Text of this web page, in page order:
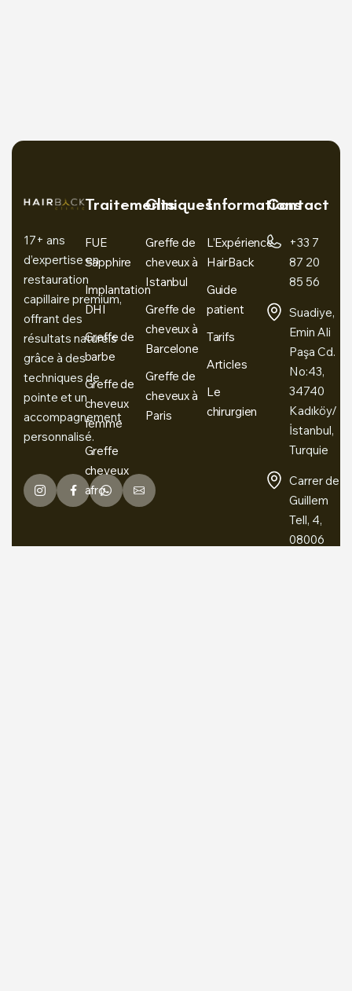
17+ ans
d’expertise en
restauration
capillaire premium,
offrant des
résultats naturels
grâce à des
techniques de
pointe et un
accompagnement
personnalisé.
Traitements
FUE
Sapphire
Implantation
DHI
Greffe de
barbe
Greffe de
cheveux
femme
Greffe
cheveux
afro
Cliniques
Greffe de
cheveux à
Istanbul
Greffe de
cheveux à
Barcelone
Greffe de
cheveux à
Paris
Informations
L’Expérience
HairBack
Guide
patient
Tarifs
Articles
Le
chirurgien
Contact
+33 7
87 20
85 56
Suadiye,
Emin Ali
Paşa Cd.
No:43,
34740
Kadıköy/
İstanbul,
Turquie
Carrer de
Guillem
Tell, 4,
08006